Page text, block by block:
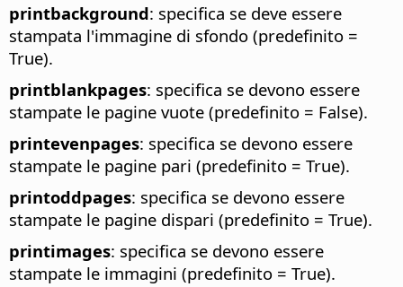
printbackground: specifica se deve essere
stampata l'immagine di sfondo (predefinito =
True).
printblankpages: specifica se devono essere
stampate le pagine vuote (predefinito = False).
printevenpages: specifica se devono essere
stampate le pagine pari (predefinito = True).
printoddpages: specifica se devono essere
stampate le pagine dispari (predefinito = True).
printimages: specifica se devono essere
stampate le immagini (predefinito = True).